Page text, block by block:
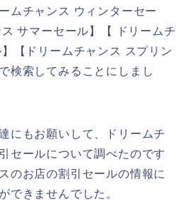
ムチャンス ウィンターセー
サマーセール】【 ドリームチ
【ドリームチャンス スプリン
検索してみることにしまし
にもお願いして、ドリームチ
セールについて調べたのです
のお店の割引セールの情報に
できませんでした。